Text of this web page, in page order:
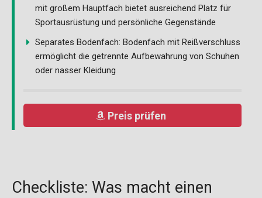
mit großem Hauptfach bietet ausreichend Platz für
Sportausrüstung und persönliche Gegenstände
Separates Bodenfach: Bodenfach mit Reißverschluss
ermöglicht die getrennte Aufbewahrung von Schuhen
oder nasser Kleidung
Preis prüfen
Checkliste: Was macht einen